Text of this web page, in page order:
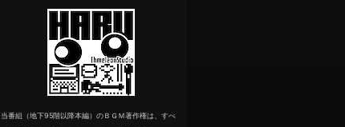
当番組（地下95階以降本編）のＢＧＭ著作権は、すべ